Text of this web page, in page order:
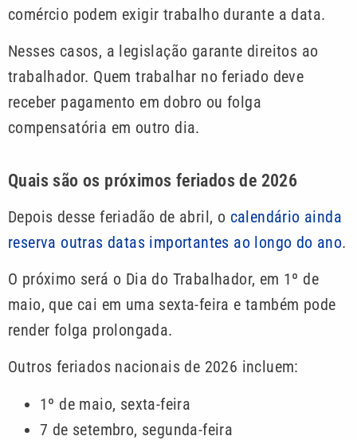
comércio podem exigir trabalho durante a data.
Nesses casos, a legislação garante direitos ao
trabalhador. Quem trabalhar no feriado deve
receber pagamento em dobro ou folga
compensatória em outro dia.
Quais são os próximos feriados de 2026
Depois desse feriadão de abril, o calendário ainda
reserva outras datas importantes ao longo do ano.
O próximo será o Dia do Trabalhador, em 1º de
maio, que cai em uma sexta-feira e também pode
render folga prolongada.
Outros feriados nacionais de 2026 incluem:
1º de maio, sexta-feira
7 de setembro, segunda-feira